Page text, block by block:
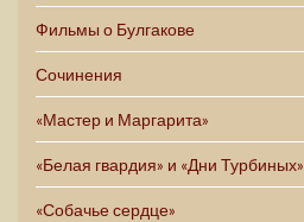
Фильмы о Булгакове
Сочинения
«Мастер и Маргарита»
«Белая гвардия» и «Дни Турбиных»
«Собачье сердце»